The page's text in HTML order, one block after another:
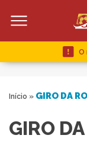
O
Início » GIRO DA
GIRO